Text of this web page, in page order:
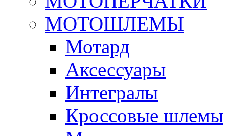
МОТОШЛЕМЫ
Мотард
Аксессуары
Интегралы
Кроссовые шлемы